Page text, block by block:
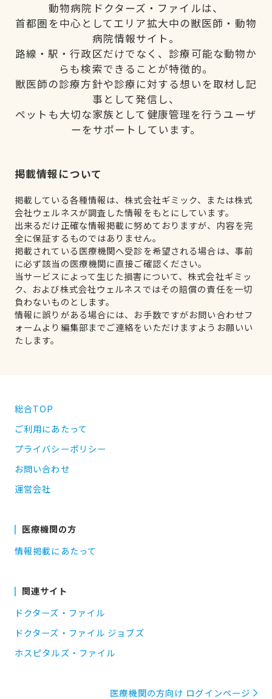
動物病院ドクターズ・ファイルは、
首都圏を中心としてエリア拡大中の獣医師・動物
病院情報サイト。
路線・駅・行政区だけでなく、診療可能な動物か
らも検索できることが特徴的。
獣医師の診療方針や診療に対する想いを取材し記
事として発信し、
ペットも大切な家族として健康管理を行うユーザ
ーをサポートしています。
掲載情報について
掲載している各種情報は、株式会社ギミック、または株式
会社ウェルネスが調査した情報をもとにしています。
出来るだけ正確な情報掲載に努めておりますが、内容を完
全に保証するものではありません。
掲載されている医療機関へ受診を希望される場合は、事前
に必ず該当の医療機関に直接ご確認ください。
当サービスによって生じた損害について、株式会社ギミッ
ク、および株式会社ウェルネスではその賠償の責任を一切
負わないものとします。
情報に誤りがある場合には、お手数ですがお問い合わせフ
ォームより編集部までご連絡をいただけますようお願いい
たします。
総合TOP
ご利用にあたって
プライバシーポリシー
お問い合わせ
運営会社
医療機関の方
情報掲載にあたって
関連サイト
ドクターズ・ファイル
ドクターズ・ファイル ジョブズ
ホスピタルズ・ファイル
医療機関の方向け ログインページ